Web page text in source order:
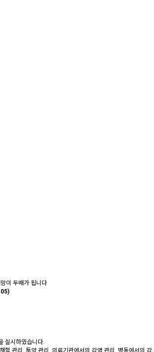
이 두배가 됩니다
실시하였습니다.
혈 관리, 투약 관리, 의료기관에서의 감염 관리, 병동에서의 감